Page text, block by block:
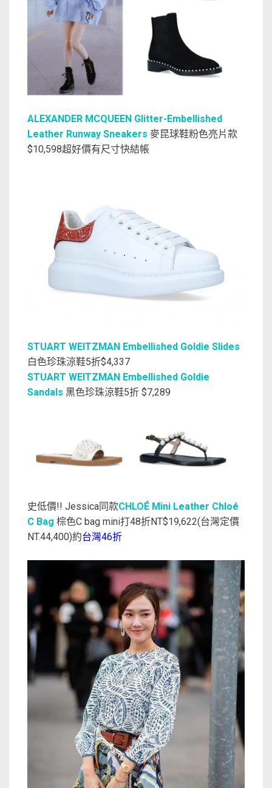
ALEXANDER MCQUEEN Glitter-Embellished
Leather Runway Sneakers 麥昆球鞋粉色亮片款
$10,598超好價有尺寸快結帳
STUART WEITZMAN Embellished Goldie Slides
白色珍珠涼鞋5折$4,337
STUART WEITZMAN Embellished Goldie
Sandals 黑色珍珠涼鞋5折 $7,289
史低價!! Jessica同款CHLOÉ Mini Leather Chloé
C Bag 棕色C bag mini打48折NT$19,622(台灣定價
NT.44,400)約台灣46折